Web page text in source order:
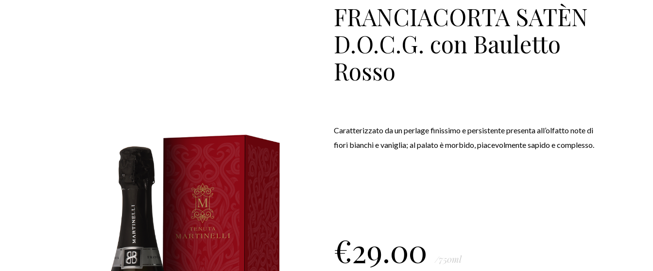
FRANCIACORTA SATÈN
D.O.C.G. con Bauletto
Rosso
Caratterizzato da un perlage finissimo e persistente presenta all’olfatto note di
fiori bianchi e vaniglia; al palato è morbido, piacevolmente sapido e complesso.
€29.00 /750ml